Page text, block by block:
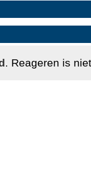
. Reageren is